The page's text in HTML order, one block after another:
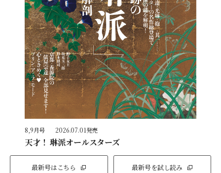
8,9月号 2026.07.01発売
天才！ 琳派オールスターズ
最新号はこちら 最新号を試し読み